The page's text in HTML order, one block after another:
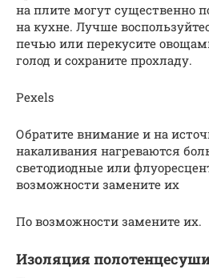
на плите могут существенно
на кухне. Лучше
печью или перекусите
голод и сохраните прохладу.
Pexels
Обратите внимание и на
накаливания нагреваются
светодиодные или
возможности замените их
По возможности замените их.
Изоляция